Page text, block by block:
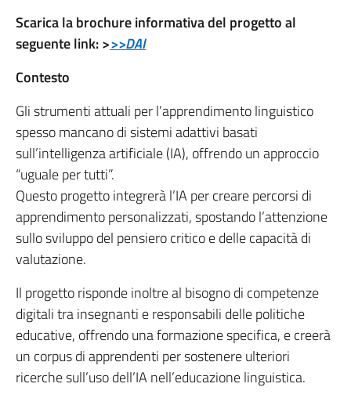
Scarica la brochure informativa del progetto al
seguente link: >>>DAI
Contesto
Gli strumenti attuali per l’apprendimento linguistico
spesso mancano di sistemi adattivi basati
sull’intelligenza artificiale (IA), offrendo un approccio
“uguale per tutti”.
Questo progetto integrerà l’IA per creare percorsi di
apprendimento personalizzati, spostando l’attenzione
sullo sviluppo del pensiero critico e delle capacità di
valutazione.
Il progetto risponde inoltre al bisogno di competenze
digitali tra insegnanti e responsabili delle politiche
educative, offrendo una formazione specifica, e creerà
un corpus di apprendenti per sostenere ulteriori
ricerche sull’uso dell’IA nell’educazione linguistica.